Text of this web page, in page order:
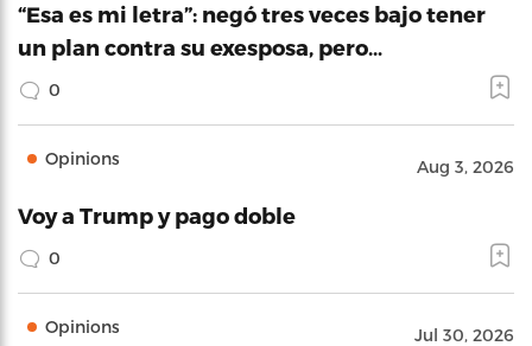
“Esa es mi letra”: negó tres veces bajo tener
un plan contra su exesposa, pero…
0
Opinions Aug 3, 2026
Voy a Trump y pago doble
0
Opinions Jul 30, 2026